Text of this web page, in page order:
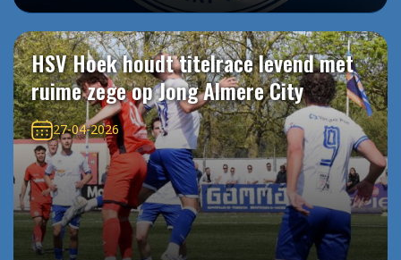
HSV Hoek houdt titelrace levend met
ruime zege op Jong Almere City
27-04-2026